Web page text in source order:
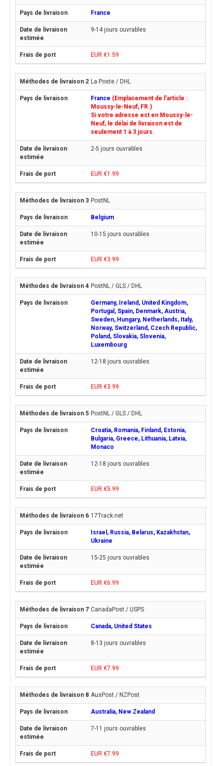
France
9-14 jours ouvrables
EUR €1.59
La Poste / DHL
France (Emplacement de l'article :
Moussy-le-Neuf, FR.)
Si votre adresse est en Moussy-le-
Neuf, le délai de livraison est de
seulement 1 à 3 jours.
2-5 jours ouvrables
EUR €1.99
PostNL
Belgium
10-15 jours ouvrables
EUR €3.99
PostNL / GLS / DHL
Germany, Ireland, United Kingdom,
Portugal, Spain, Denmark, Austria,
Sweden, Hungary, Netherlands, Italy,
Norway, Switzerland, Czech Republic,
Poland, Slovakia, Slovenia,
Luxembourg
12-18 jours ouvrables
EUR €3.99
PostNL / GLS / DHL
Croatia, Romania, Finland, Estonia,
Bulgaria, Greece, Lithuania, Latvia,
Monaco
12-18 jours ouvrables
EUR €5.99
17Track.net
Israel, Russia, Belarus, Kazakhstan,
Ukraine
15-25 jours ouvrables
EUR €6.99
CanadaPost / USPS
Canada, United States
8-13 jours ouvrables
EUR €7.99
AusPost / NZPost
Australia, New Zealand
7-11 jours ouvrables
EUR €7.99